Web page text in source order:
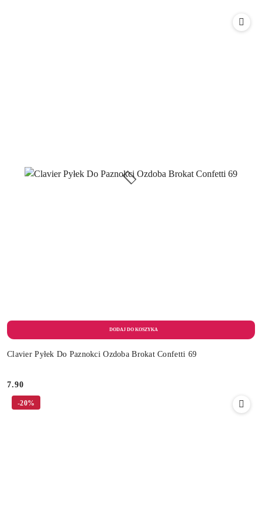
Clavier Pyłek Do Paznokci Ozdoba Brokat Confetti 69
Cena:
7.90
-20%